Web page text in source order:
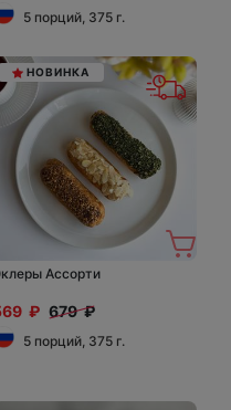
5 порций, 375 г.
НОВИНКА
Ассорти
₽ 679 ₽
5 порций, 375 г.